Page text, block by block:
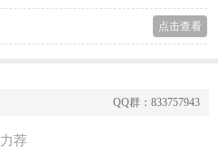
点击查看
QQ群：833757943
力荐